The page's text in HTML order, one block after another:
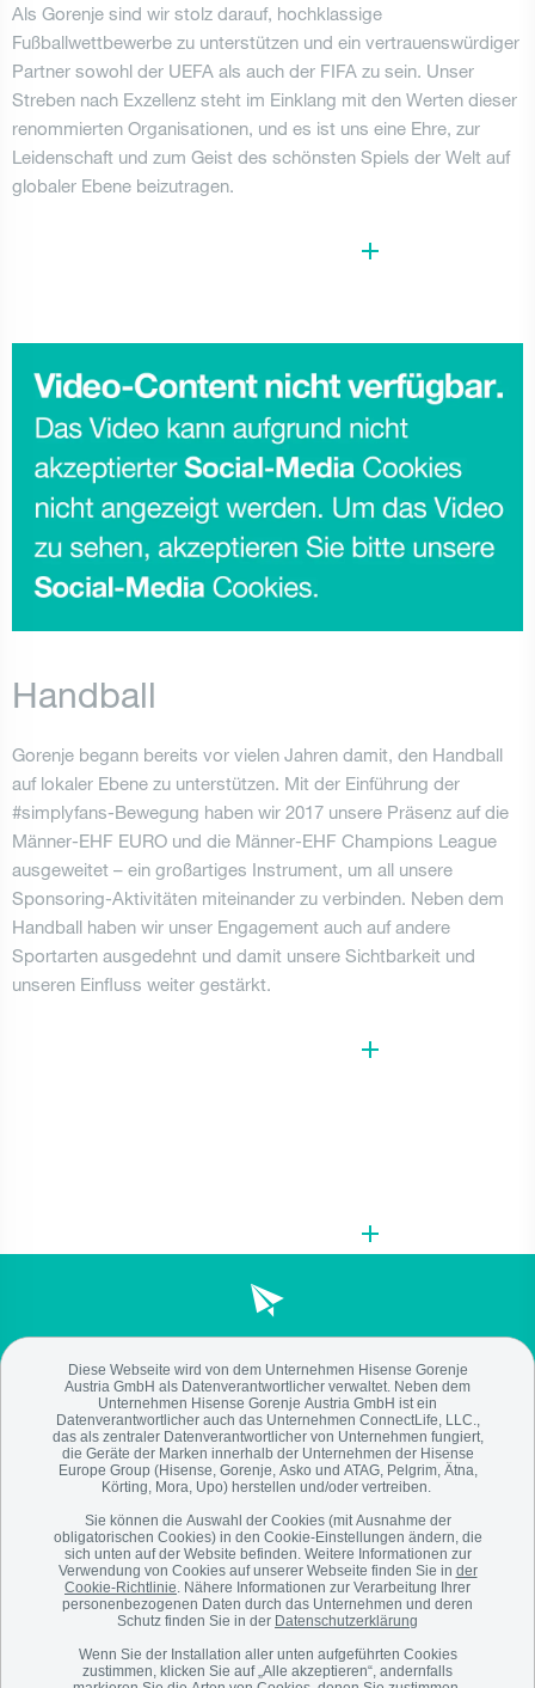
Diese Webseite wird von dem Unternehmen Hisense Gorenje
Austria GmbH als Datenverantwortlicher verwaltet. Neben dem
Unternehmen Hisense Gorenje Austria GmbH ist ein
Datenverantwortlicher auch das Unternehmen ConnectLife, LLC.,
das als zentraler Datenverantwortlicher von Unternehmen fungiert,
die Geräte der Marken innerhalb der Unternehmen der Hisense
Europe Group (Hisense, Gorenje, Asko und ATAG, Pelgrim, Ätna,
Körting, Mora, Upo) herstellen und/oder vertreiben.
Sie können die Auswahl der Cookies (mit Ausnahme der
obligatorischen Cookies) in den Cookie-Einstellungen ändern, die
sich unten auf der Website befinden. Weitere Informationen zur
Verwendung von Cookies auf unserer Webseite finden Sie in der
Cookie-Richtlinie. Nähere Informationen zur Verarbeitung Ihrer
personenbezogenen Daten durch das Unternehmen und deren
Schutz finden Sie in der Datenschutzerklärung
Wenn Sie der Installation aller unten aufgeführten Cookies
zustimmen, klicken Sie auf „Alle akzeptieren“, andernfalls
Als Gorenje sind wir stolz darauf, hochklassige
Fußballwettbewerbe zu unterstützen und ein vertrauenswürdiger
Partner sowohl der UEFA als auch der FIFA zu sein. Unser
Streben nach Exzellenz steht im Einklang mit den Werten dieser
renommierten Organisationen, und es ist uns eine Ehre, zur
Leidenschaft und zum Geist des schönsten Spiels der Welt auf
globaler Ebene beizutragen.
Handball
Gorenje begann bereits vor vielen Jahren damit, den Handball
auf lokaler Ebene zu unterstützen. Mit der Einführung der
#simplyfans-Bewegung haben wir 2017 unsere Präsenz auf die
Männer-EHF EURO und die Männer-EHF Champions League
ausgeweitet – ein großartiges Instrument, um all unsere
Sponsoring-Aktivitäten miteinander zu verbinden. Neben dem
Handball haben wir unser Engagement auch auf andere
Sportarten ausgedehnt und damit unsere Sichtbarkeit und
unseren Einfluss weiter gestärkt.
Auf dem Laufenden bleiben!
JETZT ABONNIEREN!